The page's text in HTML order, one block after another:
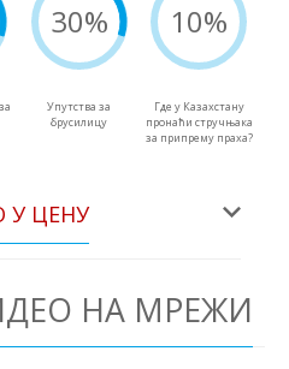
30%
Упутства за
брусилицу
10%
Где у Казахстану
пронаћи стручњака
за припрему праха?
У ЦЕНУ
НА МРЕЖИ